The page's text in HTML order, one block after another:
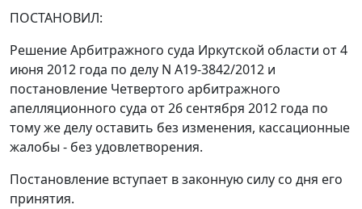
ПОСТАНОВИЛ:
РешениеАрбитражного суда Иркутской области от 4
июня 2012 года по делу N А19-3842/2012 и
постановление Четвертого арбитражного
апелляционного суда от 26 сентября 2012 года по
тому же делу оставить без изменения, кассационные
жалобы - без удовлетворения.
Постановление вступает в законную силу со дня его
принятия.